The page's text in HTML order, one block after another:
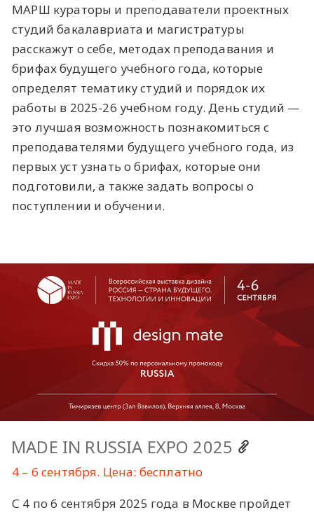
МАРШ кураторы и преподаватели проектных
студий бакалавриата и магистратуры
расскажут о себе, методах преподавания и
брифах будущего учебного года, которые
определят тематику студий и порядок их
работы в 2025-26 учебном году. День студий —
это лучшая возможность познакомиться с
преподавателями будущего учебного года, из
первых уст узнать о брифах, которые они
подготовили, а также задать вопросы о
поступлении и обучении.
MADE IN RUSSIA ЕХРО 2025
4 – 6 сентября. Цена: бесплатно
С 4 по 6 сентября 2025 года в Москве пройдет